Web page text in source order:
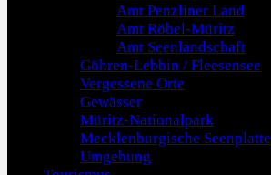
Amt Penzliner Land
Amt Röbel-Müritz
Amt Seenlandschaft
Göhren-Lebbin / Fleesensee
Vergessene Orte
Gewässer
Müritz-Nationalpark
Mecklenburgische Seenplatte
Umgebung